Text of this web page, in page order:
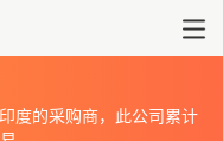
度的采购商，此公司累计